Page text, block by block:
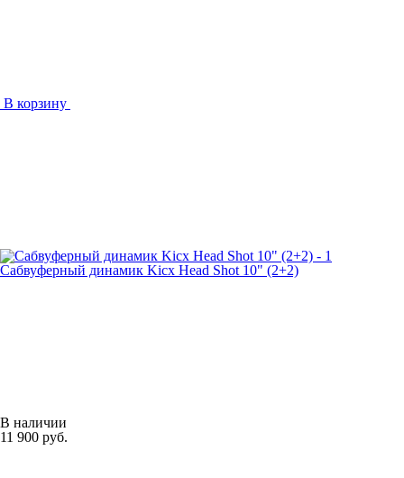
В корзину
Сабвуферный динамик Kicx Head Shot 10" (2+2)
В наличии
11 900 руб.